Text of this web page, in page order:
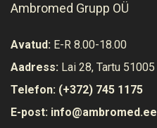
Ambromed Grupp OÜ
Avatud: E-R 8.00-18.00
Aadress: Lai 28, Tartu 51005
Telefon: (+372) 745 1175
E-post: info@ambromed.ee